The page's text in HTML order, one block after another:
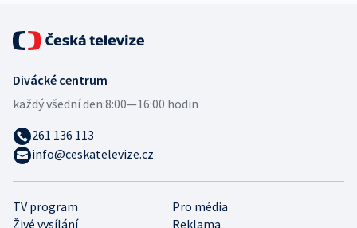
TV program
Pro média
Živé vysílání
Reklama
Divácké centrum
každý všední den:8:00—16:00 hodin
261 136 113
info@ceskatelevize.cz